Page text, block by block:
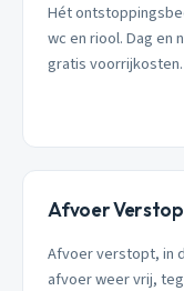
Hét
wc en riool. Dag en
gratis voorrijkosten.
Afvoer
Afvoer verstopt, in
afvoer weer vrij,